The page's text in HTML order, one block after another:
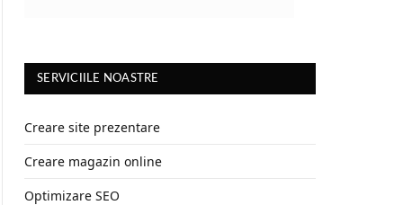
SERVICIILE NOASTRE
Creare site prezentare
Creare magazin online
Optimizare SEO